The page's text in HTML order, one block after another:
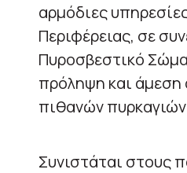
αρμόδιες
Περιφέρειας, σε
Πυροσβεστικό
πρόληψη και άμεση
πιθανών
Συνιστάται στους